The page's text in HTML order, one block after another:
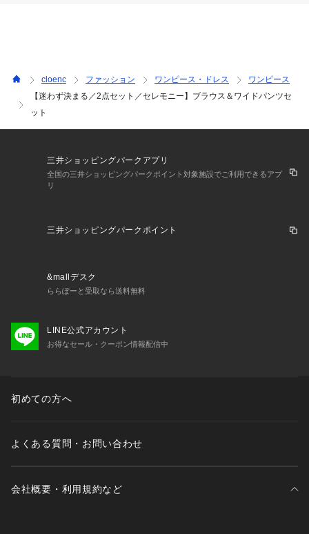
・上下別々に着回せる汎用性の高さが魅力。トップスは単品で
デニムと、パンツはフォルムシャツとの合わせもおすすめで
モデル身長：165cm
気になるアイテムはお気に入り登録がおすすめ！
アイテムページにある、ハートマークをクリックして追加でき
ーーーーーーーーーーーーーーーーーー
若干製品と画像のカラーが異なる場合もございます。
cloenc ファッション ワンピース・ドレス
ワンピース
【迷わず決まる／2点セット／セレモニー】ブラウス＆ワイドパンツセ
ット
三井ショッピングパークアプリ
全国の三井ショッピングパークポイント対象施設でご利用できるアプ
リ
三井ショッピングパークポイント
&mallデスク
ららぽーと受取なら送料無料
LINE公式アカウント
お得なセール・クーポン情報配信中
初めての方へ
よくある質問・お問い合わせ
会社概要・利用規約など